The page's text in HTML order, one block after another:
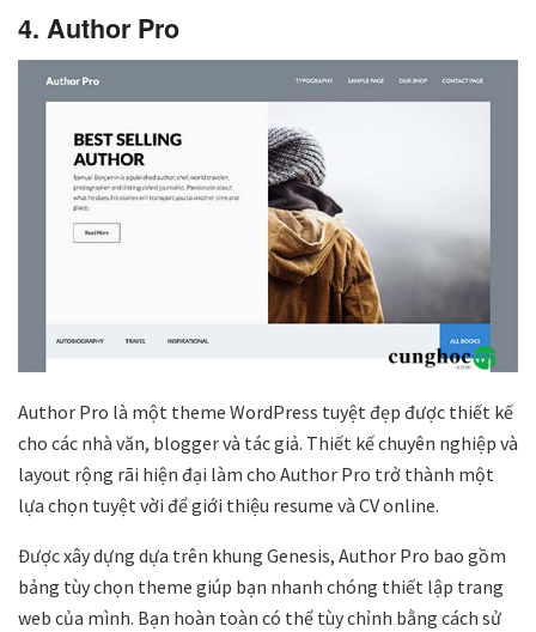
4. Author Pro
Author Pro là một theme WordPress tuyệt đẹp được thiết kế
cho các nhà văn, blogger và tác giả. Thiết kế chuyên nghiệp và
layout rộng rãi hiện đại làm cho Author Pro trở thành một
lựa chọn tuyệt vời để giới thiệu resume và CV online.
Được xây dựng dựa trên khung Genesis, Author Pro bao gồm
bảng tùy chọn theme giúp bạn nhanh chóng thiết lập trang
web của mình. Bạn hoàn toàn có thể tùy chỉnh bằng cách sử